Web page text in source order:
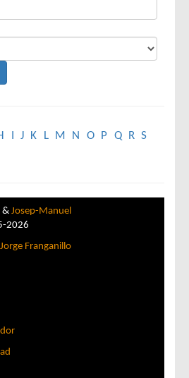
I J K L M N O P Q R S
& Josep-Manuel
2026
Jorge Franganillo